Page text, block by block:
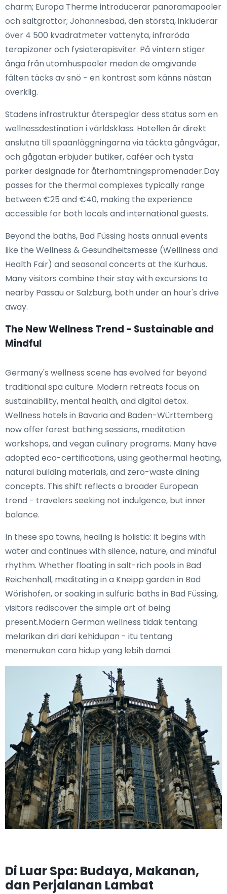
charm; Europa Therme introducerar panoramapooler
och saltgrottor; Johannesbad, den största, inkluderar
över 4 500 kvadratmeter vattenyta, infraröda
terapizoner och fysioterapisviter. På vintern stiger
ånga från utomhuspooler medan de omgivande
fälten täcks av snö - en kontrast som känns nästan
overklig.
Stadens infrastruktur återspeglar dess status som en
wellnessdestination i världsklass. Hotellen är direkt
anslutna till spaanläggningarna via täckta gångvägar,
och gågatan erbjuder butiker, caféer och tysta
parker designade för återhämtningspromenader.Day
passes for the thermal complexes typically range
between €25 and €40, making the experience
accessible for both locals and international guests.
Beyond the baths, Bad Füssing hosts annual events
like the Wellness & Gesundheitsmesse (Welllness and
Health Fair) and seasonal concerts at the Kurhaus.
Many visitors combine their stay with excursions to
nearby Passau or Salzburg, both under an hour's drive
away.
The New Wellness Trend - Sustainable and
Mindful
Germany's wellness scene has evolved far beyond
traditional spa culture. Modern retreats focus on
sustainability, mental health, and digital detox.
Wellness hotels in Bavaria and Baden-Württemberg
now offer forest bathing sessions, meditation
workshops, and vegan culinary programs. Many have
adopted eco-certifications, using geothermal heating,
natural building materials, and zero-waste dining
concepts. This shift reflects a broader European
trend - travelers seeking not indulgence, but inner
balance.
In these spa towns, healing is holistic: it begins with
water and continues with silence, nature, and mindful
rhythm. Whether floating in salt-rich pools in Bad
Reichenhall, meditating in a Kneipp garden in Bad
Wörishofen, or soaking in sulfuric baths in Bad Füssing,
visitors rediscover the simple art of being
present.Modern German wellness tidak tentang
melarikan diri dari kehidupan - itu tentang
menemukan cara hidup yang lebih damai.
Di Luar Spa: Budaya, Makanan,
dan Perjalanan Lambat